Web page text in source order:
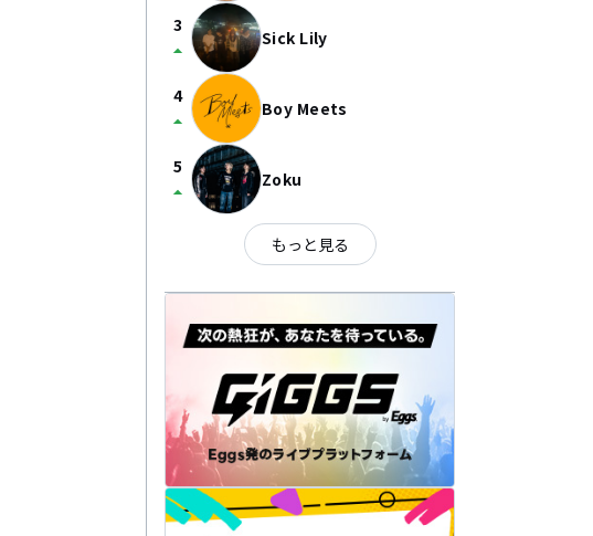
3
arrow_drop_up Sick Lily
4
arrow_drop_up Boy Meets
5
arrow_drop_up Zoku
もっと見る